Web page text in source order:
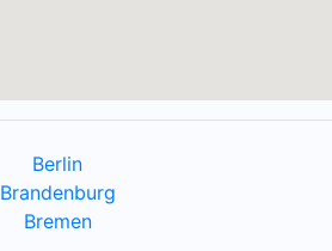
Berlin
Brandenburg
Bremen